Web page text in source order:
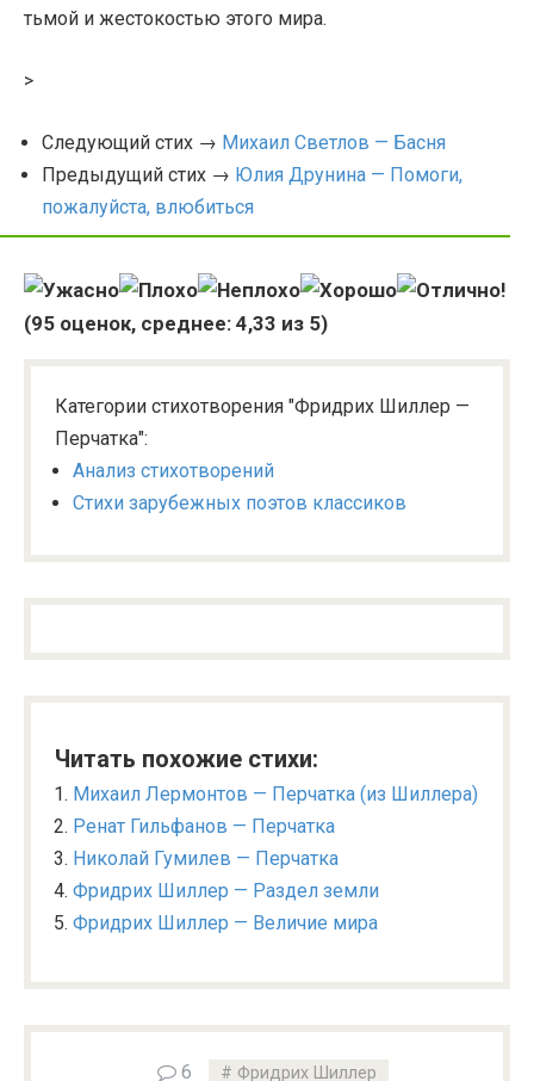
тьмой и жестокостью этого мира.
>
Следующий стих → Михаил Светлов — Басня
Предыдущий стих → Юлия Друнина — Помоги,
пожалуйста, влюбиться
(95 оценок, среднее: 4,33 из 5)
Категории стихотворения "Фридрих Шиллер —
Перчатка":
Анализ стихотворений
Стихи зарубежных поэтов классиков
Читать похожие стихи:
Михаил Лермонтов — Перчатка (из Шиллера)
Ренат Гильфанов — Перчатка
Николай Гумилев — Перчатка
Фридрих Шиллер — Раздел земли
Фридрих Шиллер — Величие мира
6 Фридрих Шиллер